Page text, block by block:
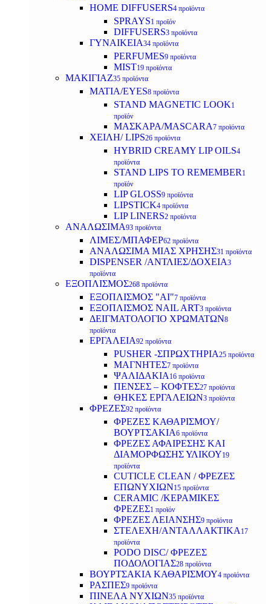
HOME DIFFUSERS4 προϊόντα
SPRAYS1 προϊόν
DIFFUSERS3 προϊόντα
ΓΥΝΑΙΚΕΙΑ34 προϊόντα
PERFUMES9 προϊόντα
MIST19 προϊόντα
ΜΑΚΙΓΙΑΖ35 προϊόντα
ΜΑΤΙΑ/EYES8 προϊόντα
STAND MAGNETIC LOOK1
προϊόν
ΜΑΣΚΑΡΑ/MASCARA7 προϊόντα
ΧΕΙΛΗ/ LIPS26 προϊόντα
HYBRID CREAMY LIP OILS4
προϊόντα
STAND LIPS TO REMEMBER 1
προϊόν
LIP GLOSS9 προϊόντα
LIPSTICK4 προϊόντα
LIP LINERS2 προϊόντα
ΑΝΑΛΩΣΙΜΑ93 προϊόντα
ΛΙΜΕΣ/ΜΠΑΦΕΡ62 προϊόντα
ΑΝΑΛΩΣΙΜΑ ΜΙΑΣ ΧΡΗΣΗΣ31 προϊόντα
DISPENSER /ΑΝΤΛΙΕΣ/ΔΟΧΕΙΑ3
προϊόντα
ΕΞΟΠΛΙΣΜΟΣ268 προϊόντα
ΕΞΟΠΛΙΣΜΟΣ "AI"7 προϊόντα
ΕΞΟΠΛΙΣΜΟΣ NAIL ART3 προϊόντα
ΔΕΙΓΜΑΤΟΛΟΓΙΟ ΧΡΩΜΑΤΩΝ8
προϊόντα
ΕΡΓΑΛΕΙΑ92 προϊόντα
PUSHER -ΣΠΡΩΧΤΗΡΙΑ25 προϊόντα
ΜΑΓΝΗΤΕΣ7 προϊόντα
ΨΑΛΙΔΑΚΙΑ 16 προϊόντα
ΠΕΝΣΕΣ – ΚΟΦΤΕΣ27 προϊόντα
ΘΗΚΕΣ ΕΡΓΑΛΕΙΩΝ3 προϊόντα
ΦΡΕΖΕΣ92 προϊόντα
ΦΡΕΖΕΣ ΚΑΘΑΡΙΣΜΟΥ/
ΒΟΥΡΤΣΑΚΙΑ6 προϊόντα
ΦΡΕΖΕΣ ΑΦΑΙΡΕΣΗΣ ΚΑΙ
ΔΙΑΜΟΡΦΩΣΗΣ ΥΛΙΚΟΥ19
προϊόντα
CUTICLE CLEAN / ΦΡΕΖΕΣ
ΕΠΩΝΥΧΙΩΝ15 προϊόντα
CERAMIC /ΚΕΡΑΜΙΚΕΣ
ΦΡΕΖΕΣ1 προϊόν
ΦΡΕΖΕΣ ΛΕΙΑΝΣΗΣ9 προϊόντα
ΣΤΕΛΕΧΗ/ΑΝΤΑΛΛΑΚΤΙΚΑ 17
προϊόντα
PODO DISC/ ΦΡΕΖΕΣ
ΠΟΔΟΛΟΓΙΑΣ28 προϊόντα
ΒΟΥΡΤΣΑΚΙΑ ΚΑΘΑΡΙΣΜΟΥ4 προϊόντα
ΡΑΣΠΕΣ9 προϊόντα
ΠΙΝΕΛΑ ΝΥΧΙΩΝ35 προϊόντα